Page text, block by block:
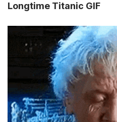
Longtime Titanic GIF